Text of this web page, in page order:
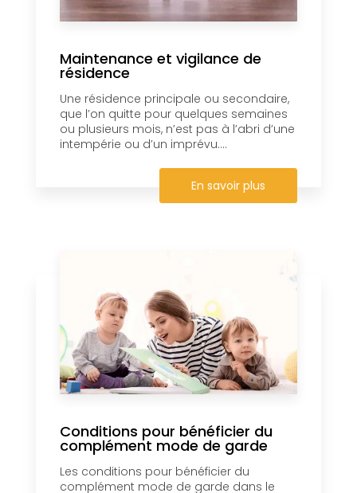
Maintenance et vigilance de
résidence
Une résidence principale ou secondaire,
que l’on quitte pour quelques semaines
ou plusieurs mois, n’est pas à l’abri d’une
intempérie ou d’un imprévu....
En savoir plus
Conditions pour bénéficier du
complément mode de garde
Les conditions pour bénéficier du
complément mode de garde dans le